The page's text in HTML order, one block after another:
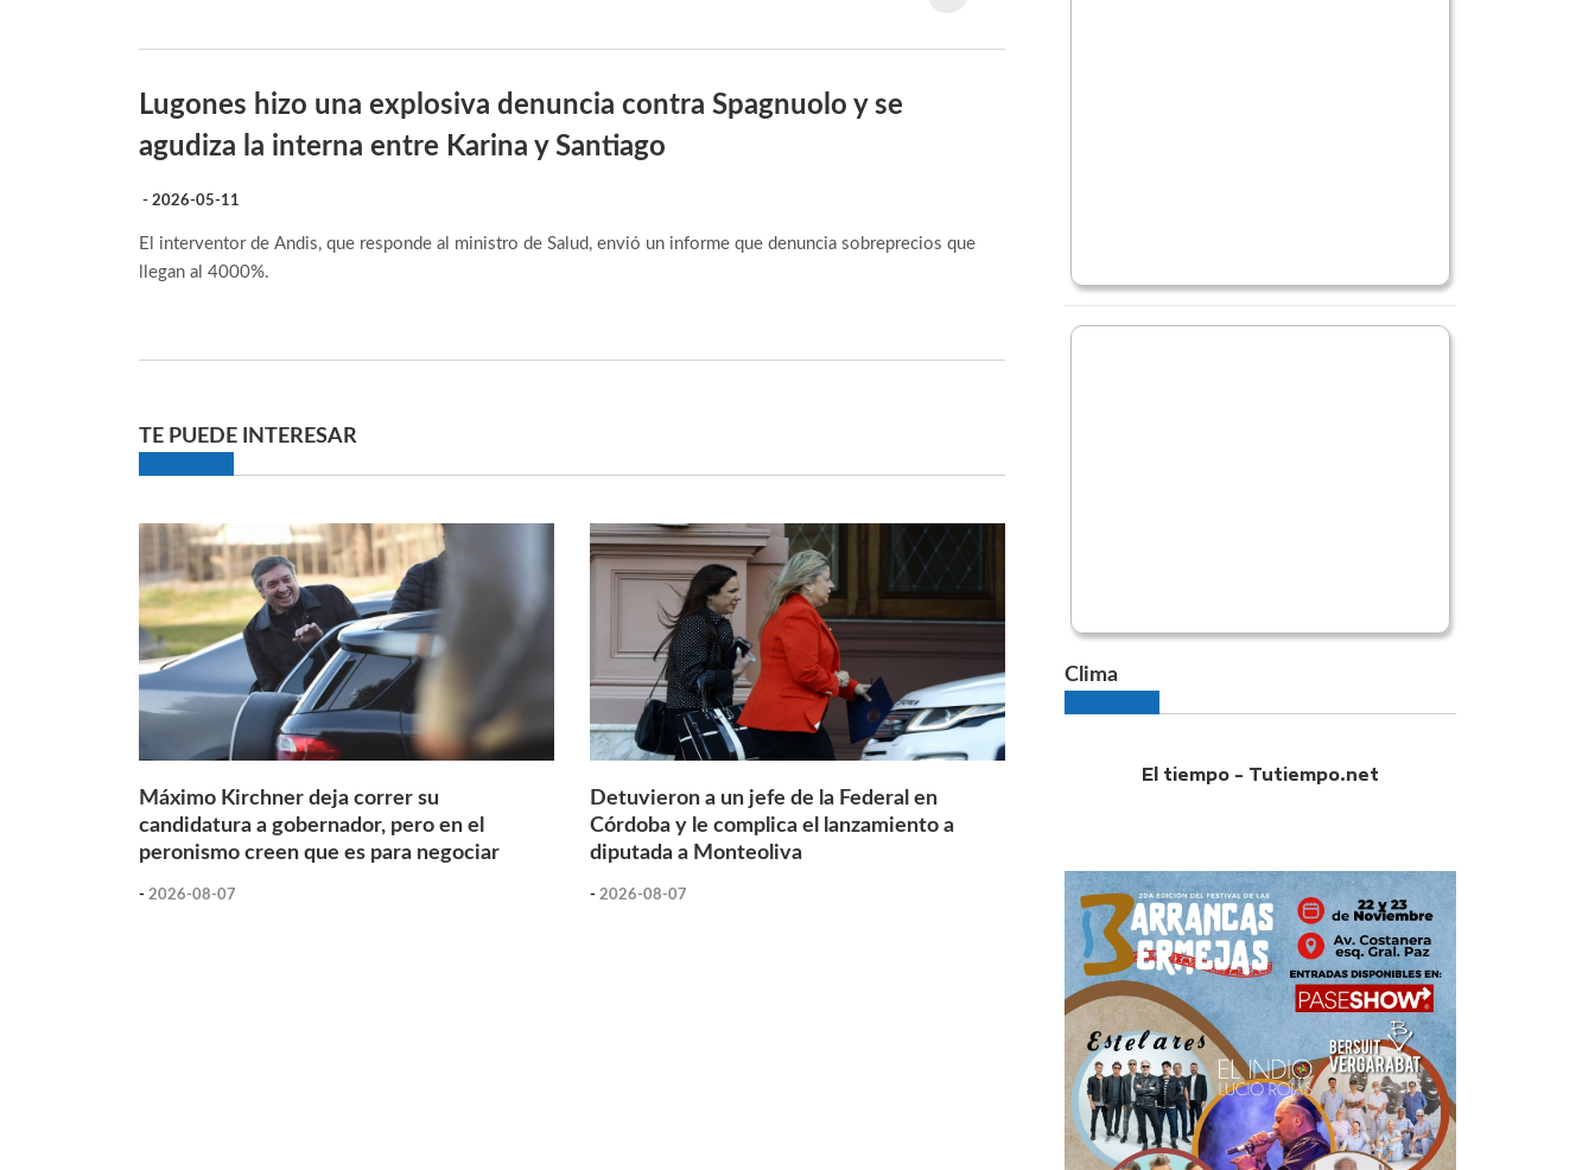
Lugones hizo una explosiva denuncia contra Spagnuolo y se
agudiza la interna entre Karina y Santiago
- 2026-05-11
El interventor de Andis, que responde al ministro de Salud, envió un informe que denuncia sobreprecios que
llegan al 4000%.
TE PUEDE INTERESAR
Máximo Kirchner deja correr su
candidatura a gobernador, pero en el
peronismo creen que es para negociar
- 2026-08-07
Detuvieron a un jefe de la Federal en
Córdoba y le complica el lanzamiento a
diputada a Monteoliva
- 2026-08-07
Clima
El tiempo - Tutiempo.net